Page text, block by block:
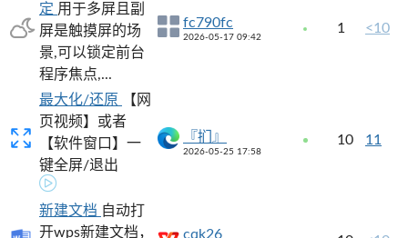
定 用于多屏且副
屏是触摸屏的场
景,可以锁定前台
程序焦点,...
fc790fc
2026-05-17 09:42
1 <10
最大化/还原
【网
页视频】或者
【软件窗口】一
键全屏/退出
『扪』
2026-05-25 17:58
10 11
新建文档 自动打
开wps新建文档，
cqk26